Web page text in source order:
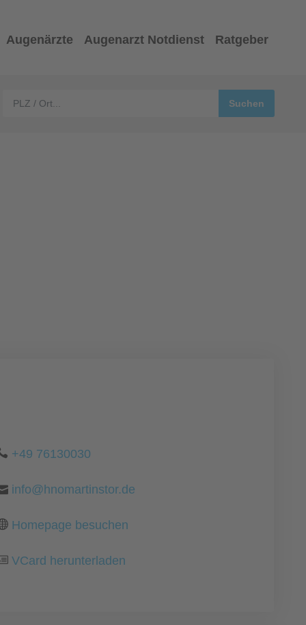
Augenärzte Augenarzt Notdienst Ratgeber
+49 76130030
info@hnomartinstor.de
Homepage besuchen
VCard herunterladen